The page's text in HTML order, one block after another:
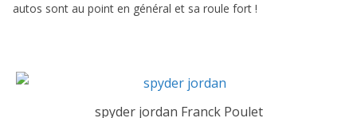
autos sont au point en général et sa roule fort !
spyder jordan Franck Poulet